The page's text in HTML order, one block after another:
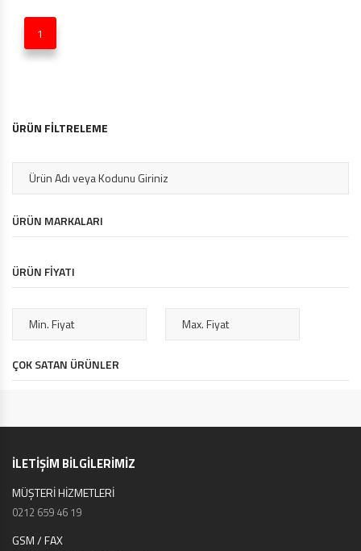
1
ÜRÜN FİLTRELEME
ÜRÜN MARKALARI
ÜRÜN FİYATI
ÇOK SATAN ÜRÜNLER
İLETİŞİM BİLGİLERİMİZ
MÜŞTERİ HİZMETLERİ
0212 659 46 19
GSM / FAX